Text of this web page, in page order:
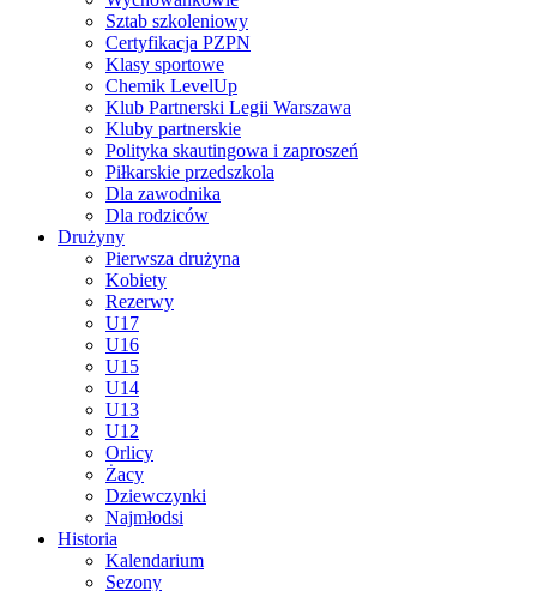
Sztab szkoleniowy
Certyfikacja PZPN
Klasy sportowe
Chemik LevelUp
Klub Partnerski Legii Warszawa
Kluby partnerskie
Polityka skautingowa i zaproszeń
Piłkarskie przedszkola
Dla zawodnika
Dla rodziców
Drużyny
Pierwsza drużyna
Kobiety
Rezerwy
U17
U16
U15
U14
U13
U12
Orlicy
Żacy
Dziewczynki
Najmłodsi
Historia
Kalendarium
Sezony